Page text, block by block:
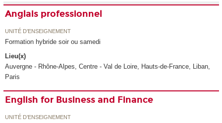
Anglais professionnel
UNITÉ D’ENSEIGNEMENT
Formation hybride soir ou samedi
Lieu(x)
Auvergne - Rhône-Alpes, Centre - Val de Loire, Hauts-de-France, Liban,
Paris
English for Business and Finance
UNITÉ D’ENSEIGNEMENT